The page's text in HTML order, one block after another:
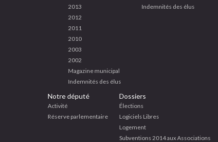
2013
2012
2011
2010
2003
2002
Magazine municipal
Indemnités des élus
Indemnités des élus
Notre député
Activité
Réserve parlementaire
Dossiers
Élections
Logiciels Libres
Logement
Subventions 2014 aux Associations